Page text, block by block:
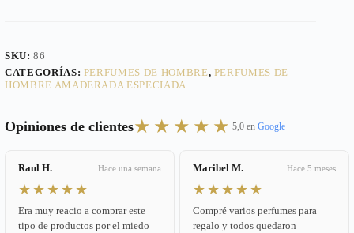
SKU:86
CATEGORÍAS: PERFUMES DE HOMBRE, PERFUMES DE
HOMBRE AMADERADA ESPECIADA
Opiniones de clientes★★★★★ 5,0 en Google
Raul H. Hace una semana
★★★★★
Era muy reacio a comprar este
tipo de productos por el miedo
Maribel M. Hace 5 meses
★★★★★
Compré varios perfumes para
regalo y todos quedaron